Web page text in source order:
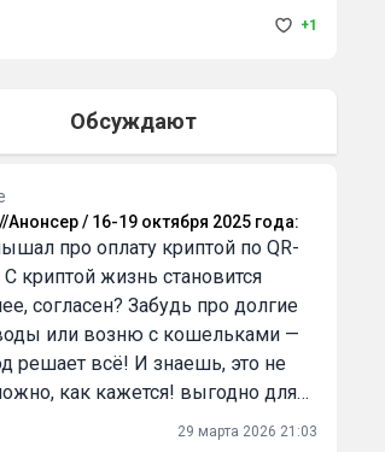
+1
Обсуждают
Анонсер / 16-19 октября 2025 года:
про оплату криптой по QR-
согласен? Забудь про долгие
или возню с кошельками —
не
кажется! выгодно для
29 марта 2026 21:03